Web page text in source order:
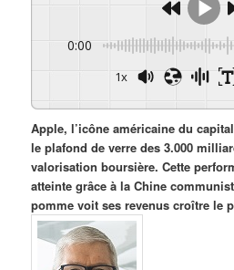
0:00
1x
Apple, l’icône américaine du
le plafond de verre des 3.000
valorisation boursière. Cette
atteinte grâce à la Chine
pomme voit ses revenus croître le